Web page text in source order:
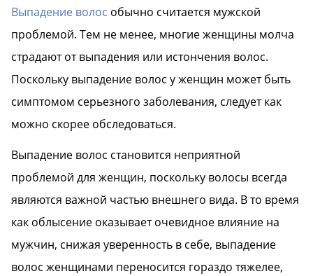
Выпадение волос обычно считается мужской
проблемой. Тем не менее, многие женщины молча
страдают от выпадения или истончения волос.
Поскольку выпадение волос у женщин может быть
симптомом серьезного заболевания, следует как
можно скорее обследоваться.
Выпадение волос становится неприятной
проблемой для женщин, поскольку волосы всегда
являются важной частью внешнего вида. В то время
как облысение оказывает очевидное влияние на
мужчин, снижая уверенность в себе, выпадение
волос женщинами переносится гораздо тяжелее,